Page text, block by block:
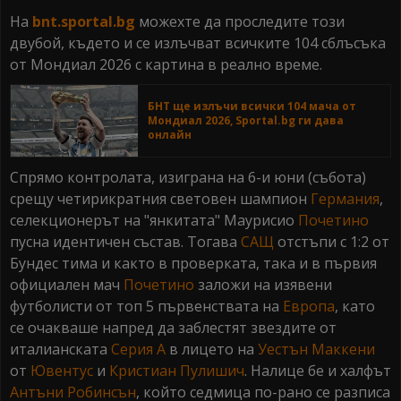
На bnt.sportal.bg можехте да проследите този
двубой, където и се излъчват всичките 104 сблъсъка
от Мондиал 2026 с картина в реално време.
БНТ ще излъчи всички 104 мача от
Мондиал 2026, Sportal.bg ги дава
онлайн
Спрямо контролата, изиграна на 6-и юни (събота)
срещу четирикратния световен шампион Германия,
селекционерът на "янкитата" Маурисио Почетино
пусна идентичен състав. Тогава САЩ отстъпи с 1:2 от
Бундес тима и както в проверката, така и в първия
официален мач Почетино заложи на изявени
футболисти от топ 5 първенствата на Европа, като
се очакваше напред да заблестят звездите от
италианската Серия А в лицето на Уестън Маккени
от Ювентус и Кристиан Пулишич. Налице бе и халфът
Антъни Робинсън, който седмица по-рано се разписа